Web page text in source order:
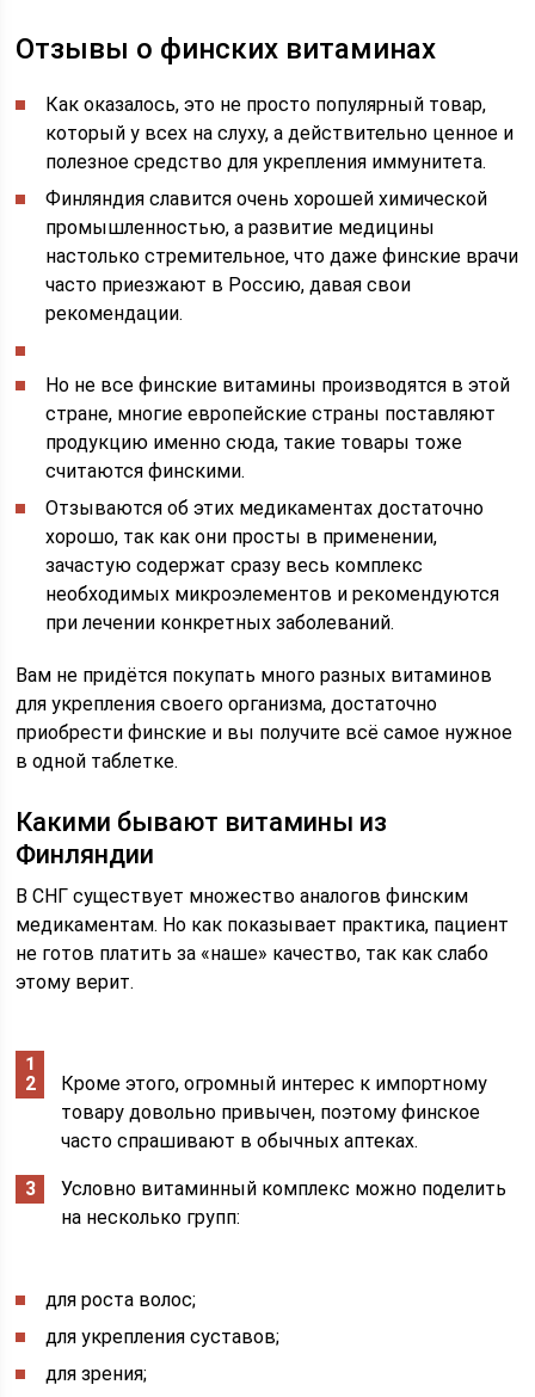
Отзывы о финских витаминах
Как оказалось, это не просто популярный товар,
который у всех на слуху, а действительно ценное и
полезное средство для укрепления иммунитета.
Финляндия славится очень хорошей химической
промышленностью, а развитие медицины
настолько стремительное, что даже финские врачи
часто приезжают в Россию, давая свои
рекомендации.
Но не все финские витамины производятся в этой
стране, многие европейские страны поставляют
продукцию именно сюда, такие товары тоже
считаются финскими.
Отзываются об этих медикаментах достаточно
хорошо, так как они просты в применении,
зачастую содержат сразу весь комплекс
необходимых микроэлементов и рекомендуются
при лечении конкретных заболеваний.
Вам не придётся покупать много разных витаминов
для укрепления своего организма, достаточно
приобрести финские и вы получите всё самое нужное
в одной таблетке.
Какими бывают витамины из
Финляндии
В СНГ существует множество аналогов финским
медикаментам. Но как показывает практика, пациент
не готов платить за «наше» качество, так как слабо
этому верит.
Кроме этого, огромный интерес к импортному
товару довольно привычен, поэтому финское
часто спрашивают в обычных аптеках.
Условно витаминный комплекс можно поделить
на несколько групп:
для роста волос;
для укрепления суставов;
для зрения;